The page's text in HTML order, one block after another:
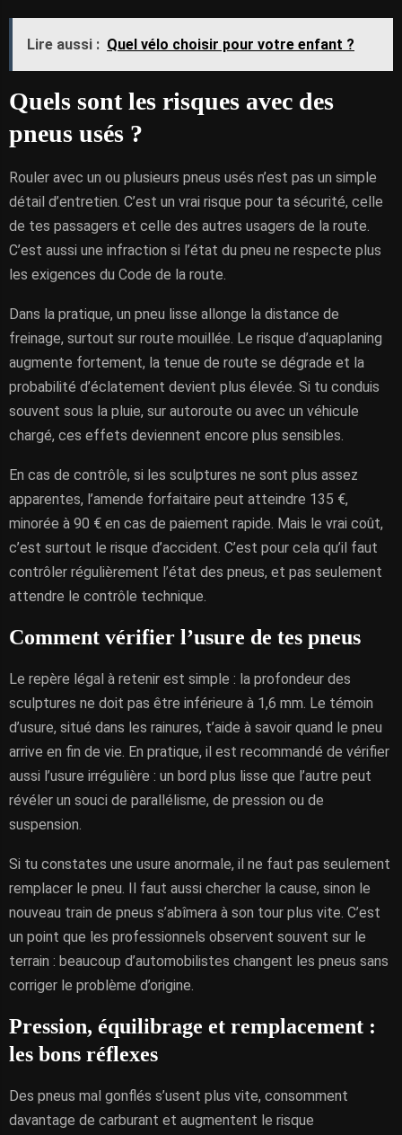
Lire aussi : Quel vélo choisir pour votre enfant ?
Quels sont les risques avec des
pneus usés ?
Rouler avec un ou plusieurs pneus usés n’est pas un simple
détail d’entretien. C’est un vrai risque pour ta sécurité, celle
de tes passagers et celle des autres usagers de la route.
C’est aussi une infraction si l’état du pneu ne respecte plus
les exigences du Code de la route.
Dans la pratique, un pneu lisse allonge la distance de
freinage, surtout sur route mouillée. Le risque d’aquaplaning
augmente fortement, la tenue de route se dégrade et la
probabilité d’éclatement devient plus élevée. Si tu conduis
souvent sous la pluie, sur autoroute ou avec un véhicule
chargé, ces effets deviennent encore plus sensibles.
En cas de contrôle, si les sculptures ne sont plus assez
apparentes, l’amende forfaitaire peut atteindre 135 €,
minorée à 90 € en cas de paiement rapide. Mais le vrai coût,
c’est surtout le risque d’accident. C’est pour cela qu’il faut
contrôler régulièrement l’état des pneus, et pas seulement
attendre le contrôle technique.
Comment vérifier l’usure de tes pneus
Le repère légal à retenir est simple : la profondeur des
sculptures ne doit pas être inférieure à 1,6 mm. Le témoin
d’usure, situé dans les rainures, t’aide à savoir quand le pneu
arrive en fin de vie. En pratique, il est recommandé de vérifier
aussi l’usure irrégulière : un bord plus lisse que l’autre peut
révéler un souci de parallélisme, de pression ou de
suspension.
Si tu constates une usure anormale, il ne faut pas seulement
remplacer le pneu. Il faut aussi chercher la cause, sinon le
nouveau train de pneus s’abîmera à son tour plus vite. C’est
un point que les professionnels observent souvent sur le
terrain : beaucoup d’automobilistes changent les pneus sans
corriger le problème d’origine.
Pression, équilibrage et remplacement :
les bons réflexes
Des pneus mal gonflés s’usent plus vite, consomment
davantage de carburant et augmentent le risque